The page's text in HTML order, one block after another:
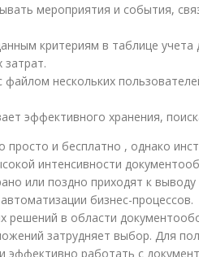
мероприятия и события,
критериям в таблице учета
нескольких
эффективного хранения,
просто и бесплатно , однако
интенсивности
или поздно приходят к
бизнес-процессов.
решений в области
затрудняет выбор. Для
эффективно работать с